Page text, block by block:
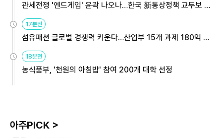
관세전쟁 '엔드게임' 윤곽 나오나…한국 新통상정책 교두보 활
용해야
17분전
섬유패션 글로벌 경쟁력 키운다…산업부 15개 과제 180억 지
원
18분전
농식품부, '천원의 아침밥' 참여 200개 대학 선정
아주PICK >